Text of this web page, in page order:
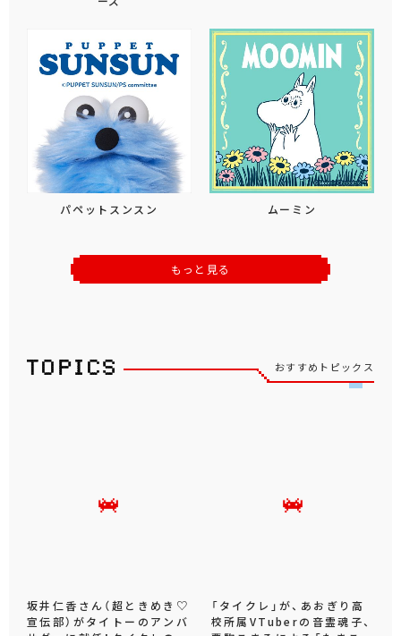
パペットスンスン ムーミン
もっと見る
おすすめトピックス
坂井仁香さん（超ときめき♡
宣伝部）がタイトーのアンバ
「タイクレ」が、あおぎり高
校所属VTuberの音霊魂子、